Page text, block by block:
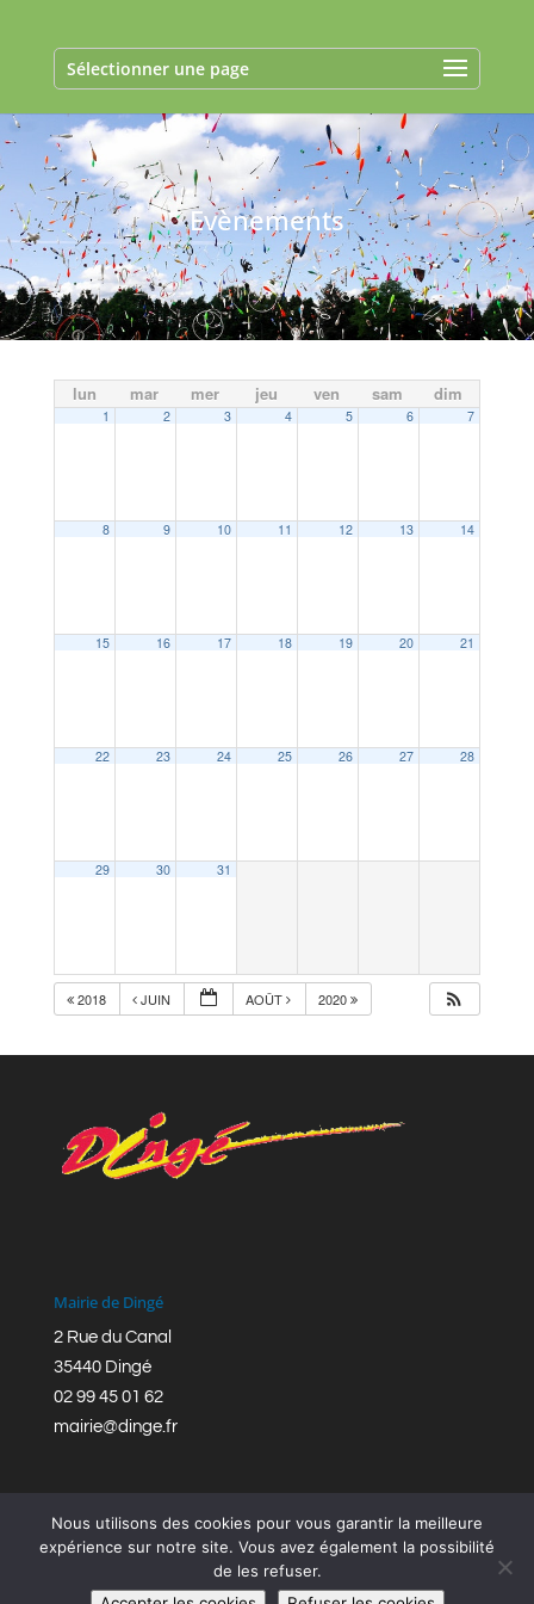
Sélectionner une page
Evènements
lun mar mer jeu ven sam dim
1 2 3 4 5 6 7
8 9 10 11 12 13 14
15 16 17 18 19 20 21
22 23 24 25 26 27 28
29 30 31
2018 JUIN AOÛT 2020
Mairie de Dingé
2 Rue du Canal
35440 Dingé
02 99 45 01 62
mairie@dinge.fr
Réalisation © Mairie de Dingé,Bretagne Romantique
Nous utilisons des cookies pour vous garantir la meilleure
expérience sur notre site. Vous avez également la possibilité
de les refuser.